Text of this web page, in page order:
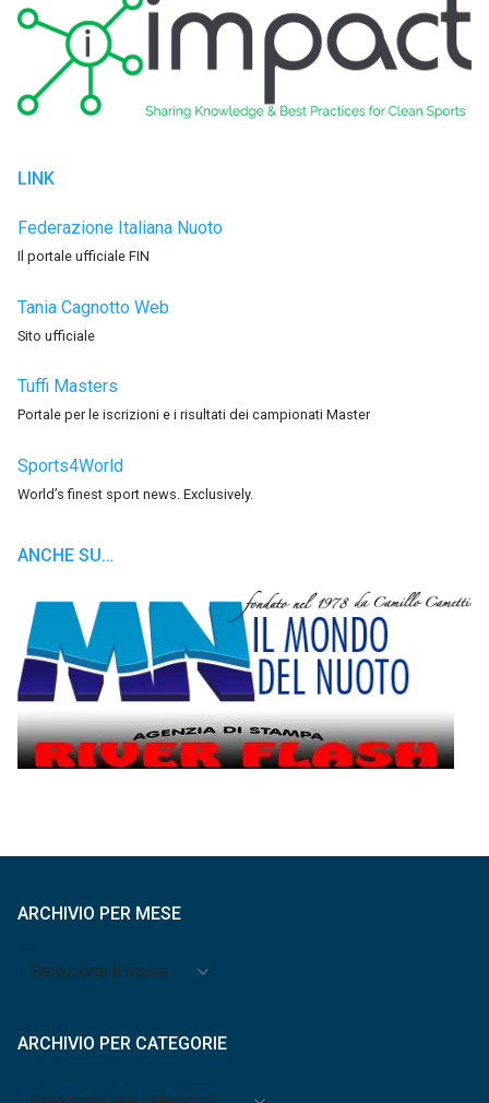
LINK
Federazione Italiana Nuoto
Il portale ufficiale FIN
Tania Cagnotto Web
Sito ufficiale
Tuffi Masters
Portale per le iscrizioni e i risultati dei campionati Master
Sports4World
World’s finest sport news. Exclusively.
ANCHE SU…
ARCHIVIO PER MESE
Archivio
ARCHIVIO PER CATEGORIE
Archivio